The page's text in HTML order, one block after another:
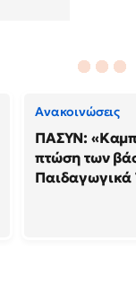
Ανακοινώσεις
ΠΑΣΥΝ:
πτώση των
Παιδαγωγικά